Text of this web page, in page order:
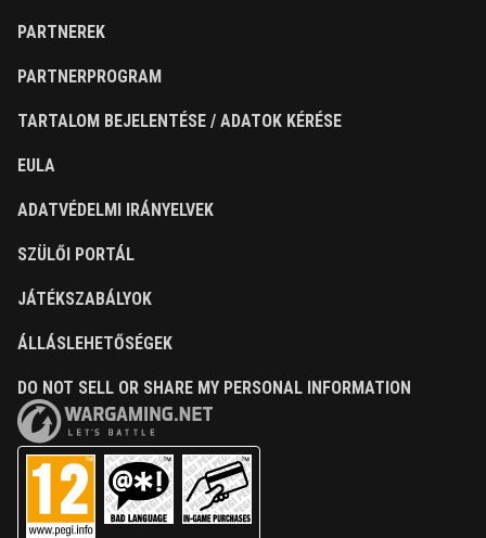
PARTNEREK
PARTNERPROGRAM
TARTALOM BEJELENTÉSE / ADATOK KÉRÉSE
EULA
ADATVÉDELMI IRÁNYELVEK
SZÜLŐI PORTÁL
JÁTÉKSZABÁLYOK
ÁLLÁSLEHETŐSÉGEK
DO NOT SELL OR SHARE MY PERSONAL INFORMATION